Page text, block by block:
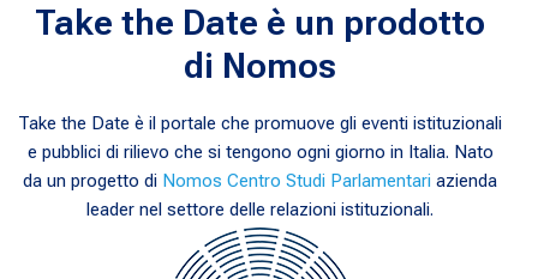
Take the Date è un prodotto
di Nomos
Take the Date è il portale che promuove gli eventi istituzionali
e pubblici di rilievo che si tengono ogni giorno in Italia. Nato
da un progetto di Nomos Centro Studi Parlamentari azienda
leader nel settore delle relazioni istituzionali.